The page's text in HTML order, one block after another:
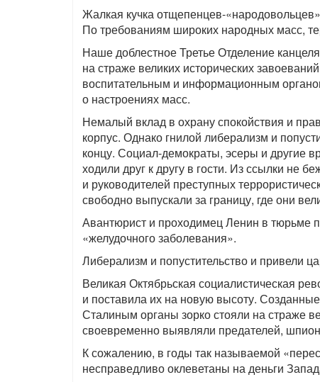
Жалкая кучка отщепенцев-
По требованиям широких народных масс,
Наше доблестное Третье Отделение
на страже великих исторических
воспитательным и информационным
о настроениях масс.
Немалый вклад в охрану спокойствия и
корпус. Однако гнилой либерализм и
концу. Социал-демократы, эсеры и другие
ходили друг к другу в гости. Из ссылки не
и руководителей преступных
свободно выпускали за границу, где они
Авантюрист и проходимец Ленин в тюрьме
«желудочного заболевания».
Либерализм и попустительство и привели
Великая Октябрьская социалистическая
и поставила их на новую высоту.
Сталиным органы зорко стояли на страже
своевременно выявляли предателей,
К сожалению, в годы так называемой
несправедливо оклеветаны на деньги